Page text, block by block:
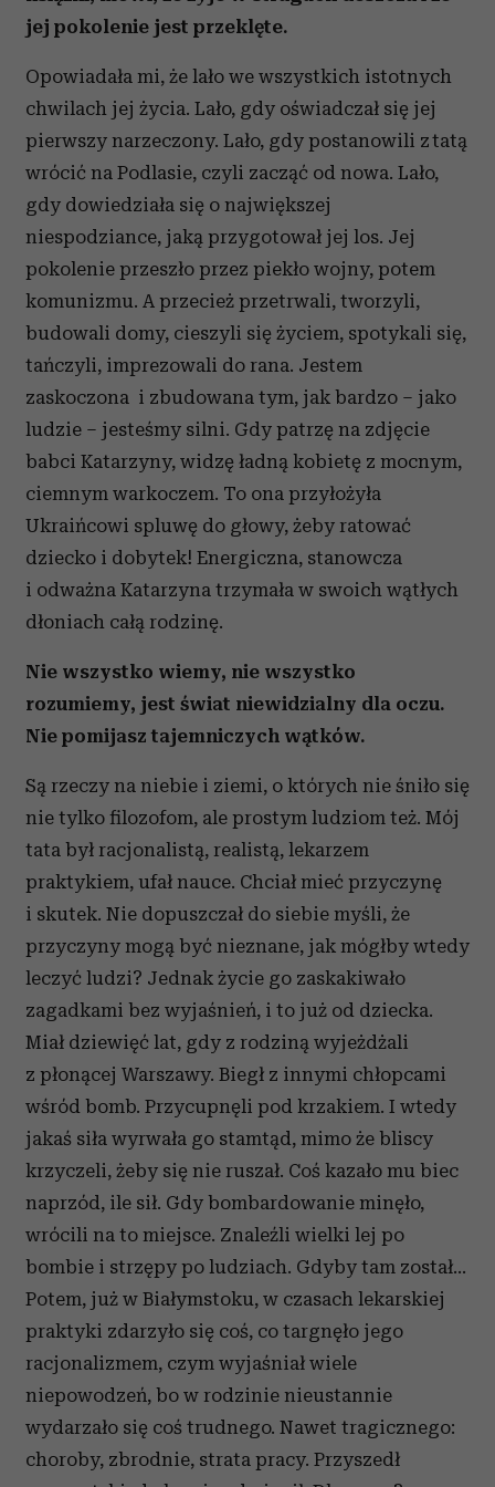
jej pokolenie jest przeklęte.
Opowiadała mi, że lało we wszystkich istotnych
chwilach jej życia. Lało, gdy oświadczał się jej
pierwszy narzeczony. Lało, gdy postanowili z tatą
wrócić na Podlasie, czyli zacząć od nowa. Lało,
gdy dowiedziała się o największej
niespodziance, jaką przygotował jej los. Jej
pokolenie przeszło przez piekło wojny, potem
komunizmu. A przecież przetrwali, tworzyli,
budowali domy, cieszyli się życiem, spotykali się,
tańczyli, imprezowali do rana. Jestem
zaskoczona i zbudowana tym, jak bardzo – jako
ludzie – jesteśmy silni. Gdy patrzę na zdjęcie
babci Katarzyny, widzę ładną kobietę z mocnym,
ciemnym warkoczem. To ona przyłożyła
Ukraińcowi spluwę do głowy, żeby ratować
dziecko i dobytek! Energiczna, stanowcza
i odważna Katarzyna trzymała w swoich wątłych
dłoniach całą rodzinę.
Nie wszystko wiemy, nie wszystko
rozumiemy, jest świat niewidzialny dla oczu.
Nie pomijasz tajemniczych wątków.
Są rzeczy na niebie i ziemi, o których nie śniło się
nie tylko filozofom, ale prostym ludziom też. Mój
tata był racjonalistą, realistą, lekarzem
praktykiem, ufał nauce. Chciał mieć przyczynę
i skutek. Nie dopuszczał do siebie myśli, że
przyczyny mogą być nieznane, jak mógłby wtedy
leczyć ludzi? Jednak życie go zaskakiwało
zagadkami bez wyjaśnień, i to już od dziecka.
Miał dziewięć lat, gdy z rodziną wyjeżdżali
z płonącej Warszawy. Biegł z innymi chłopcami
wśród bomb. Przycupnęli pod krzakiem. I wtedy
jakaś siła wyrwała go stamtąd, mimo że bliscy
krzyczeli, żeby się nie ruszał. Coś kazało mu biec
naprzód, ile sił. Gdy bombardowanie minęło,
wrócili na to miejsce. Znaleźli wielki lej po
bombie i strzępy po ludziach. Gdyby tam został…
Potem, już w Białymstoku, w czasach lekarskiej
praktyki zdarzyło się coś, co targnęło jego
racjonalizmem, czym wyjaśniał wiele
niepowodzeń, bo w rodzinie nieustannie
wydarzało się coś trudnego. Nawet tragicznego:
choroby, zbrodnie, strata pracy. Przyszedł